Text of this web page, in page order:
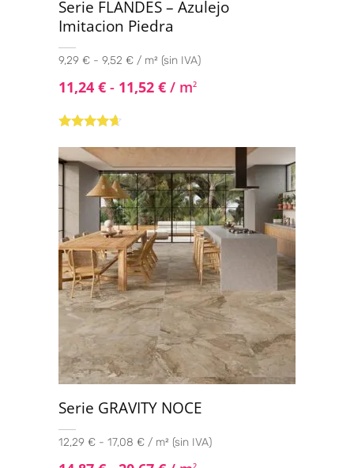
Serie FLANDES – Azulejo
Imitacion Piedra
9,29 € - 9,52 € / m² (sin IVA)
11,24 € - 11,52 € / m2
con4.50de
5
Serie GRAVITY NOCE
12,29 € - 17,08 € / m² (sin IVA)
2